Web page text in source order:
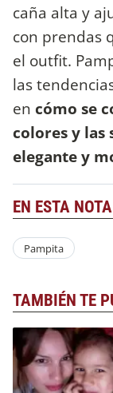
caña alta y
con prendas
el outfit.
las
en cómo se
colores y las
elegante y
EN ESTA NOTA
Pampita
TAMBIÉN TE